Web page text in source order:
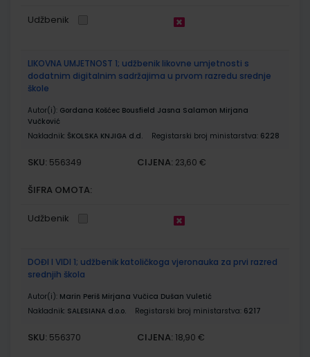
Udžbenik
LIKOVNA UMJETNOST 1; udžbenik likovne umjetnosti s
dodatnim digitalnim sadržajima u prvom razredu srednje
škole
Autor(i): Gordana Košćec Bousfield Jasna Salamon Mirjana
Vučković
Nakladnik: ŠKOLSKA KNJIGA d.d. Registarski broj ministarstva: 6228
SKU: 556349 CIJENA: 23,60 €
ŠIFRA OMOTA:
Udžbenik
DOĐI I VIDI 1; udžbenik katoličkoga vjeronauka za prvi razred
srednjih škola
Autor(i): Marin Periš Mirjana Vučica Dušan Vuletić
Nakladnik: SALESIANA d.o.o. Registarski broj ministarstva: 6217
SKU: 556370 CIJENA: 18,90 €